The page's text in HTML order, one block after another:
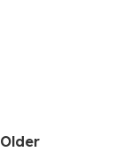
Older